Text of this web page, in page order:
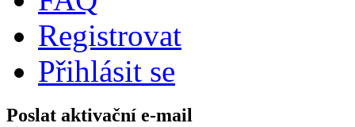
Registrovat
Přihlásit se
Poslat aktivační e-mail